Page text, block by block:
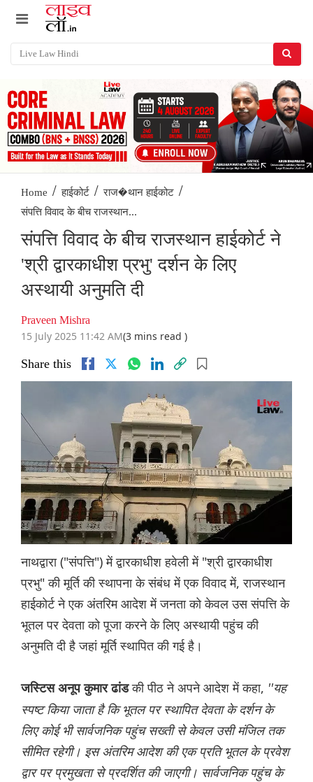
Home / हाईकोर्ट / राज�थान हाईकोट /
संपत्ति विवाद के बीच राजस्थान...
संपत्ति विवाद के बीच राजस्थान हाईकोर्ट ने
'श्री द्वारकाधीश प्रभु' दर्शन के लिए
अस्थायी अनुमति दी
Praveen Mishra
15 July 2025 11:42 AM(3 mins read )
Share this
नाथद्वारा ("संपत्ति") में द्वारकाधीश हवेली में "श्री द्वारकाधीश
प्रभु" की मूर्ति की स्थापना के संबंध में एक विवाद में, राजस्थान
हाईकोर्ट ने एक अंतरिम आदेश में जनता को केवल उस संपत्ति के
भूतल पर देवता को पूजा करने के लिए अस्थायी पहुंच की
अनुमति दी है जहां मूर्ति स्थापित की गई है।
जस्टिस अनूप कुमार ढांडकी पीठ ने अपने आदेश में कहा, ''यह
स्पष्ट किया जाता है कि भूतल पर स्थापित देवता के दर्शन के
लिए कोई भी सार्वजनिक पहुंच सख्ती से केवल उसी मंजिल तक
सीमित रहेगी। इस अंतरिम आदेश की एक प्रति भूतल के प्रवेश
द्वार पर प्रमुखता से प्रदर्शित की जाएगी। सार्वजनिक पहुंच के